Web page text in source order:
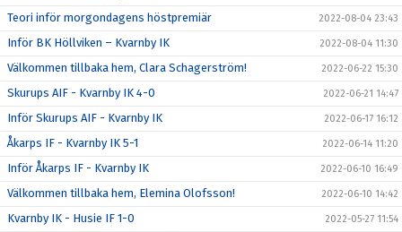
Teori inför morgondagens höstpremiär 2022-08-04 23:43
Inför BK Höllviken – Kvarnby IK 2022-08-04 11:30
Välkommen tillbaka hem, Clara Schagerström! 2022-06-22 15:30
Skurups AIF - Kvarnby IK 4-0 2022-06-21 14:47
Inför Skurups AIF - Kvarnby IK 2022-06-17 16:12
Åkarps IF - Kvarnby IK 5-1 2022-06-14 11:20
Inför Åkarps IF - Kvarnby IK 2022-06-10 16:49
Välkommen tillbaka hem, Elemina Olofsson! 2022-06-10 14:42
Kvarnby IK - Husie IF 1-0 2022-05-27 11:54